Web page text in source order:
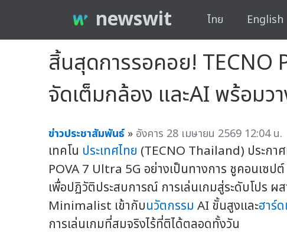
newswit ไทย English
สิ้นสุดการรอคอย! TECNO
จัดเต็มกล้อง และAI พร้อมว
ข่าวประชาสัมพันธ์ » อังคาร 28 เมษายน 2569 12:04 น.
เทคโน ประเทศไทย (TECNO Thailand) ประกา
POVA 7 Ultra 5G อย่างเป็นทางการ ชูคอนเซป
เพื่อปฏิวัติประสบการณ์ การเล่นเกมสู่ระดับโปร
Minimalist เข้ากับนวัตกรรม AI ขั้นสูงและฮาร์
การเล่นเกมที่สมจริงไร้ที่ติได้ตลอดทั้งวัน